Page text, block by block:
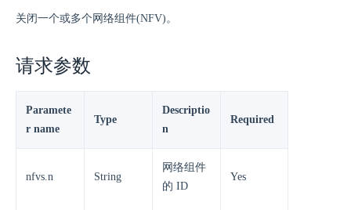
关闭一个或多个网络组件(NFV)。
请求参数
Paramete
r name
Type
Descriptio
n
Required
nfvs.n String
网络组件
的 ID
Yes